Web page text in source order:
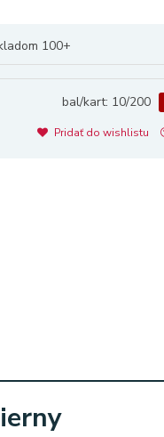
100+
bal/kart: 10/200
Pridať do wishlistu